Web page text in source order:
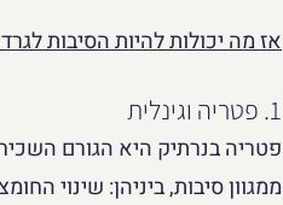
אז מה יכולות להיות הסיבות
1. פטריה וגינלית
פטריה בנרתיק היא הגורם
ממגוון סיבות, ביניהן: שינוי